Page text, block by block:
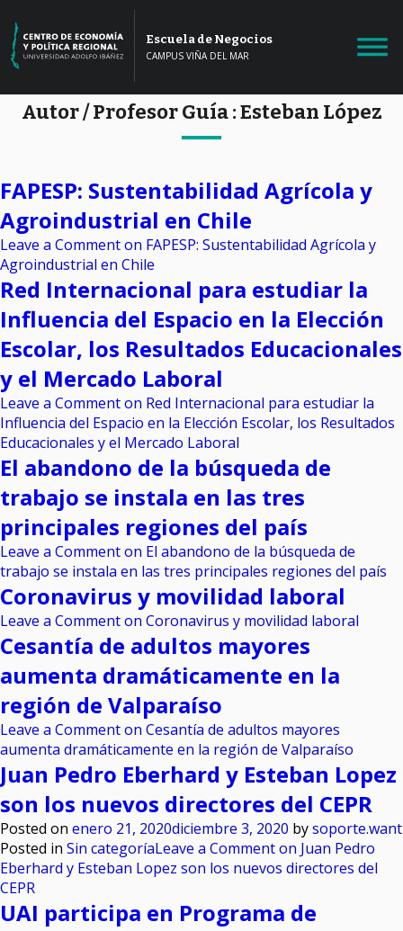
Escuela de Negocios
CAMPUS VIÑA DEL MAR
Autor / Profesor Guía :Esteban López
FAPESP: Sustentabilidad Agrícola y
Agroindustrial en Chile
Leave a Commenton FAPESP: Sustentabilidad Agrícola y
Agroindustrial en Chile
Red Internacional para estudiar la
Influencia del Espacio en la Elección
Escolar, los Resultados Educacionales
y el Mercado Laboral
Leave a Commenton Red Internacional para estudiar la
Influencia del Espacio en la Elección Escolar, los Resultados
Educacionales y el Mercado Laboral
El abandono de la búsqueda de
trabajo se instala en las tres
principales regiones del país
Leave a Commenton El abandono de la búsqueda de
trabajo se instala en las tres principales regiones del país
Coronavirus y movilidad laboral
Leave a Commenton Coronavirus y movilidad laboral
Cesantía de adultos mayores
aumenta dramáticamente en la
región de Valparaíso
Leave a Commenton Cesantía de adultos mayores
aumenta dramáticamente en la región de Valparaíso
Juan Pedro Eberhard y Esteban Lopez
son los nuevos directores del CEPR
Posted on enero 21, 2020diciembre 3, 2020 bysoporte.want
Posted in Sin categoríaLeave a Commenton Juan Pedro
Eberhard y Esteban Lopez son los nuevos directores del
CEPR
UAI participa en Programa de